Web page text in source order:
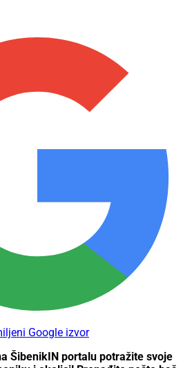
Google izvor
ŠibenikIN portalu potražite svoje